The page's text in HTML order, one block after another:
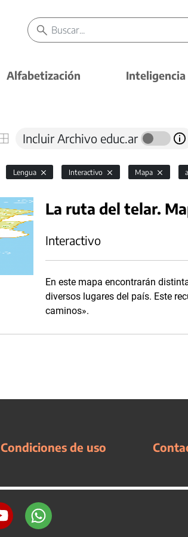
Alfabetización
Incluir Archivo educ.ar
Lengua Interactivo Mapa
La ruta del telar.
Interactivo
En este mapa encontrarán
diversos lugares del país. Este
caminos».
Condiciones de uso